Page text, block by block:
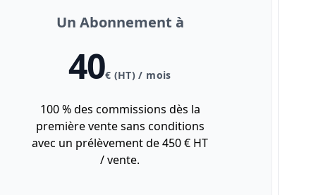
Un Abonnement à
40€ (HT) / mois
100 % des commissions dès la
première vente sans conditions
avec un prélèvement de 450 € HT
/ vente.